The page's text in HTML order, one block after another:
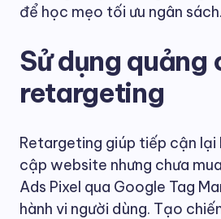
để học mẹo tối ưu ngân sách.
Sử dụng quảng
retargeting
Retargeting giúp tiếp cận
cập website nhưng chưa
Ads Pixel qua Google Tag
hành vi người dùng. Tạo